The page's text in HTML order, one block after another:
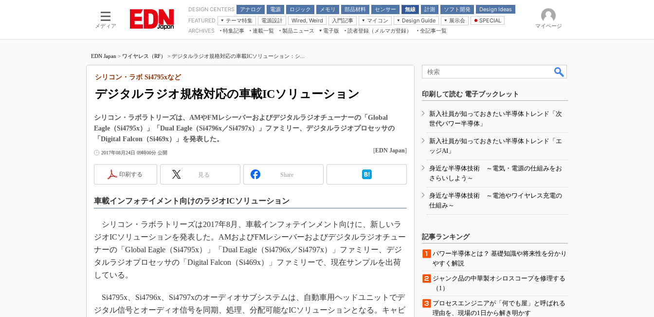
メディア
DESIGN CENTERS アナログ
電源
モーター
ロジック
LSI
メモリ
部品材料
受動部品
センサー 無線 計測 ソフト開発
Design Ideas
アナログ機能回路
計測とテスト
FEATURED
テーマ特集
つながるクルマ
エレクトロニクス入門
医療エレ（EE Times Japan）
製品解剖（EE Times Japan）
電源設計 Wired, Weird
入門記事
モーター入門
マイコン
マイコン講座
Design Guide
計測機器
展示会
CEATEC
組込み/エッジコンピューティング展
人とくるま展
SPECIAL
Microchip情報
ARCHIVES 特集記事
連載一覧
マイクロプロセッサ懐古録
用講座
たった2つの式で始めるDC/DCコン
バーターの設計
DC-DCコンバーター活用講座
Wired, Weird
高速シリアル伝送技術講座
アナログ設計のきほん／ADCとノイ
めざせ高効率！ モーター駆動入門講
座
Bluetooth mesh入門
「SPICEの仕組みとその活用設計」
う変わる？
製品ニュース
電子版
電子ブックレット
読者登録（メルマガ登録） 全記事一覧
マイページ
EDN Japan > ワイヤレス（RF） > デジタルラジオ規格対応の車載ICソリューション：シ...
デジタルラジオ規格対応の車載ICソリューション
シリコン・ラボ Si4795xなど
シリコン・ラボラトリーズは、AMやFMレシーバーおよびデジタルラジオチューナーの「Global
Eagle（Si4795x）」「Dual Eagle（Si4796x／Si4797x）」ファミリー、デジタルラジオプロセッサの
「Digital Falcon（Si469x）」を発表した。
2017年08月24日 09時00分 公開 [EDN Japan]
印刷する 見る Share
車載インフォテイメント向けのラジオICソリューション
シリコン・ラボラトリーズは2017年8月、車載インフォテインメント向けに、新しいラ
ジオICソリューションを発表した。AMおよびFMレシーバーおよびデジタルラジオチュー
ナーの「Global Eagle（Si4795x）」「Dual Eagle（Si4796x／Si4797x）」ファミリー、デジ
タルラジオプロセッサの「Digital Falcon（Si469x）」ファミリーで、現在サンプルを出荷
している。
Si4795x、Si4796x、Si4797xのオーディオサブシステムは、自動車用ヘッドユニットでデ
ジタル信号とオーディオ信号を同期、処理、分配可能なICソリューションとなる。キャビ
印刷して読む 電子ブックレット
新入社員が知っておきたい半導体トレンド「次
世代パワー半導体」
新入社員が知っておきたい半導体トレンド「エ
ッジAI」
身近な半導体技術 ～電気・電源の仕組みをお
さらいしよう～
身近な半導体技術 ～電池やワイヤレス充電の
仕組み～
記事ランキング
パワー半導体とは？ 基礎知識や将来性を分かり
やすく解説
ジャンク品の中華製オシロスコープを修理する
（1）
プロセスエンジニアが「何でも屋」と呼ばれる
理由を、現場の1日から解き明かす